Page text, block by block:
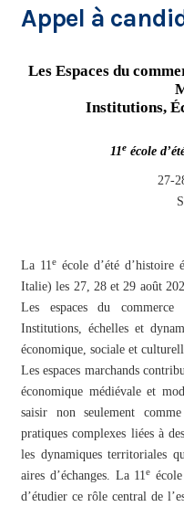
Appel à
Les Espaces du
Institutions,
11eécole
27-
La 11e école d’été d’histoire
Italie) les 27, 28 et 29 août
Les espaces du commerce
Institutions, échelles et
économique, sociale et
Les espaces marchands
économique médiévale et
saisir non seulement
pratiques complexes liées à
les dynamiques territoriales
aires d’échanges. La 11e
d’étudier ce rôle central de